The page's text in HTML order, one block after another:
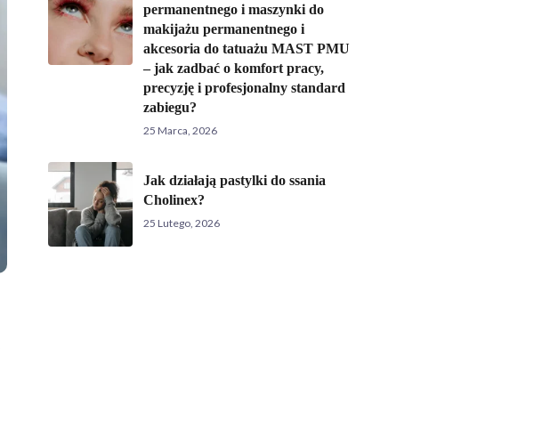
permanentnego i maszynki do
makijażu permanentnego i
akcesoria do tatuażu MAST PMU
– jak zadbać o komfort pracy,
precyzję i profesjonalny standard
zabiegu?
25 Marca, 2026
Jak działają pastylki do ssania
Cholinex?
25 Lutego, 2026